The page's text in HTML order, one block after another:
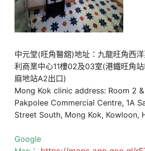
中元堂(旺角醫舘)地址：九龍旺角西
利商業中心11樓02及03室(港鐵旺角
麻地站A2出口)
Mong Kok clinic address: Room 2 &
Pakpolee Commercial Centre, 1A
Street South, Mong Kok, Kowloon,
Google